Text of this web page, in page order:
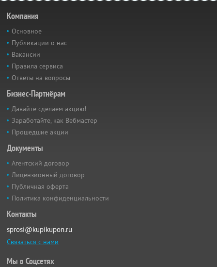
Компания
Основное
Публикации о нас
Вакансии
Правила сервиса
Ответы на вопросы
Бизнес-Партнёрам
Давайте сделаем акцию!
Заработайте, как Вебмастер
Прошедшие акции
Документы
Агентский договор
Лицензионный договор
Публичная оферта
Политика конфиденциальности
Контакты
sprosi@kupikupon.ru
Связаться с нами
Мы в Соцсетях